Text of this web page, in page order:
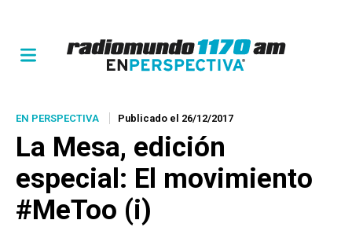
EN PERSPECTIVA Publicado el 26/12/2017
La Mesa, edición
especial: El movimiento
#MeToo (i)